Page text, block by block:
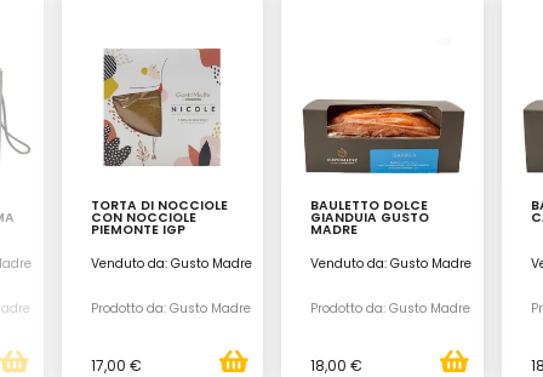
TORTA DI NOCCIOLE
CON NOCCIOLE
PIEMONTE IGP
Venduto da: Gusto Madre
Prodotto da: Gusto Madre
17,00 €
BAULETTO DOLCE
GIANDUIA GUSTO
MADRE
Venduto da: Gusto Madre
Prodotto da: Gusto Madre
18,00 €